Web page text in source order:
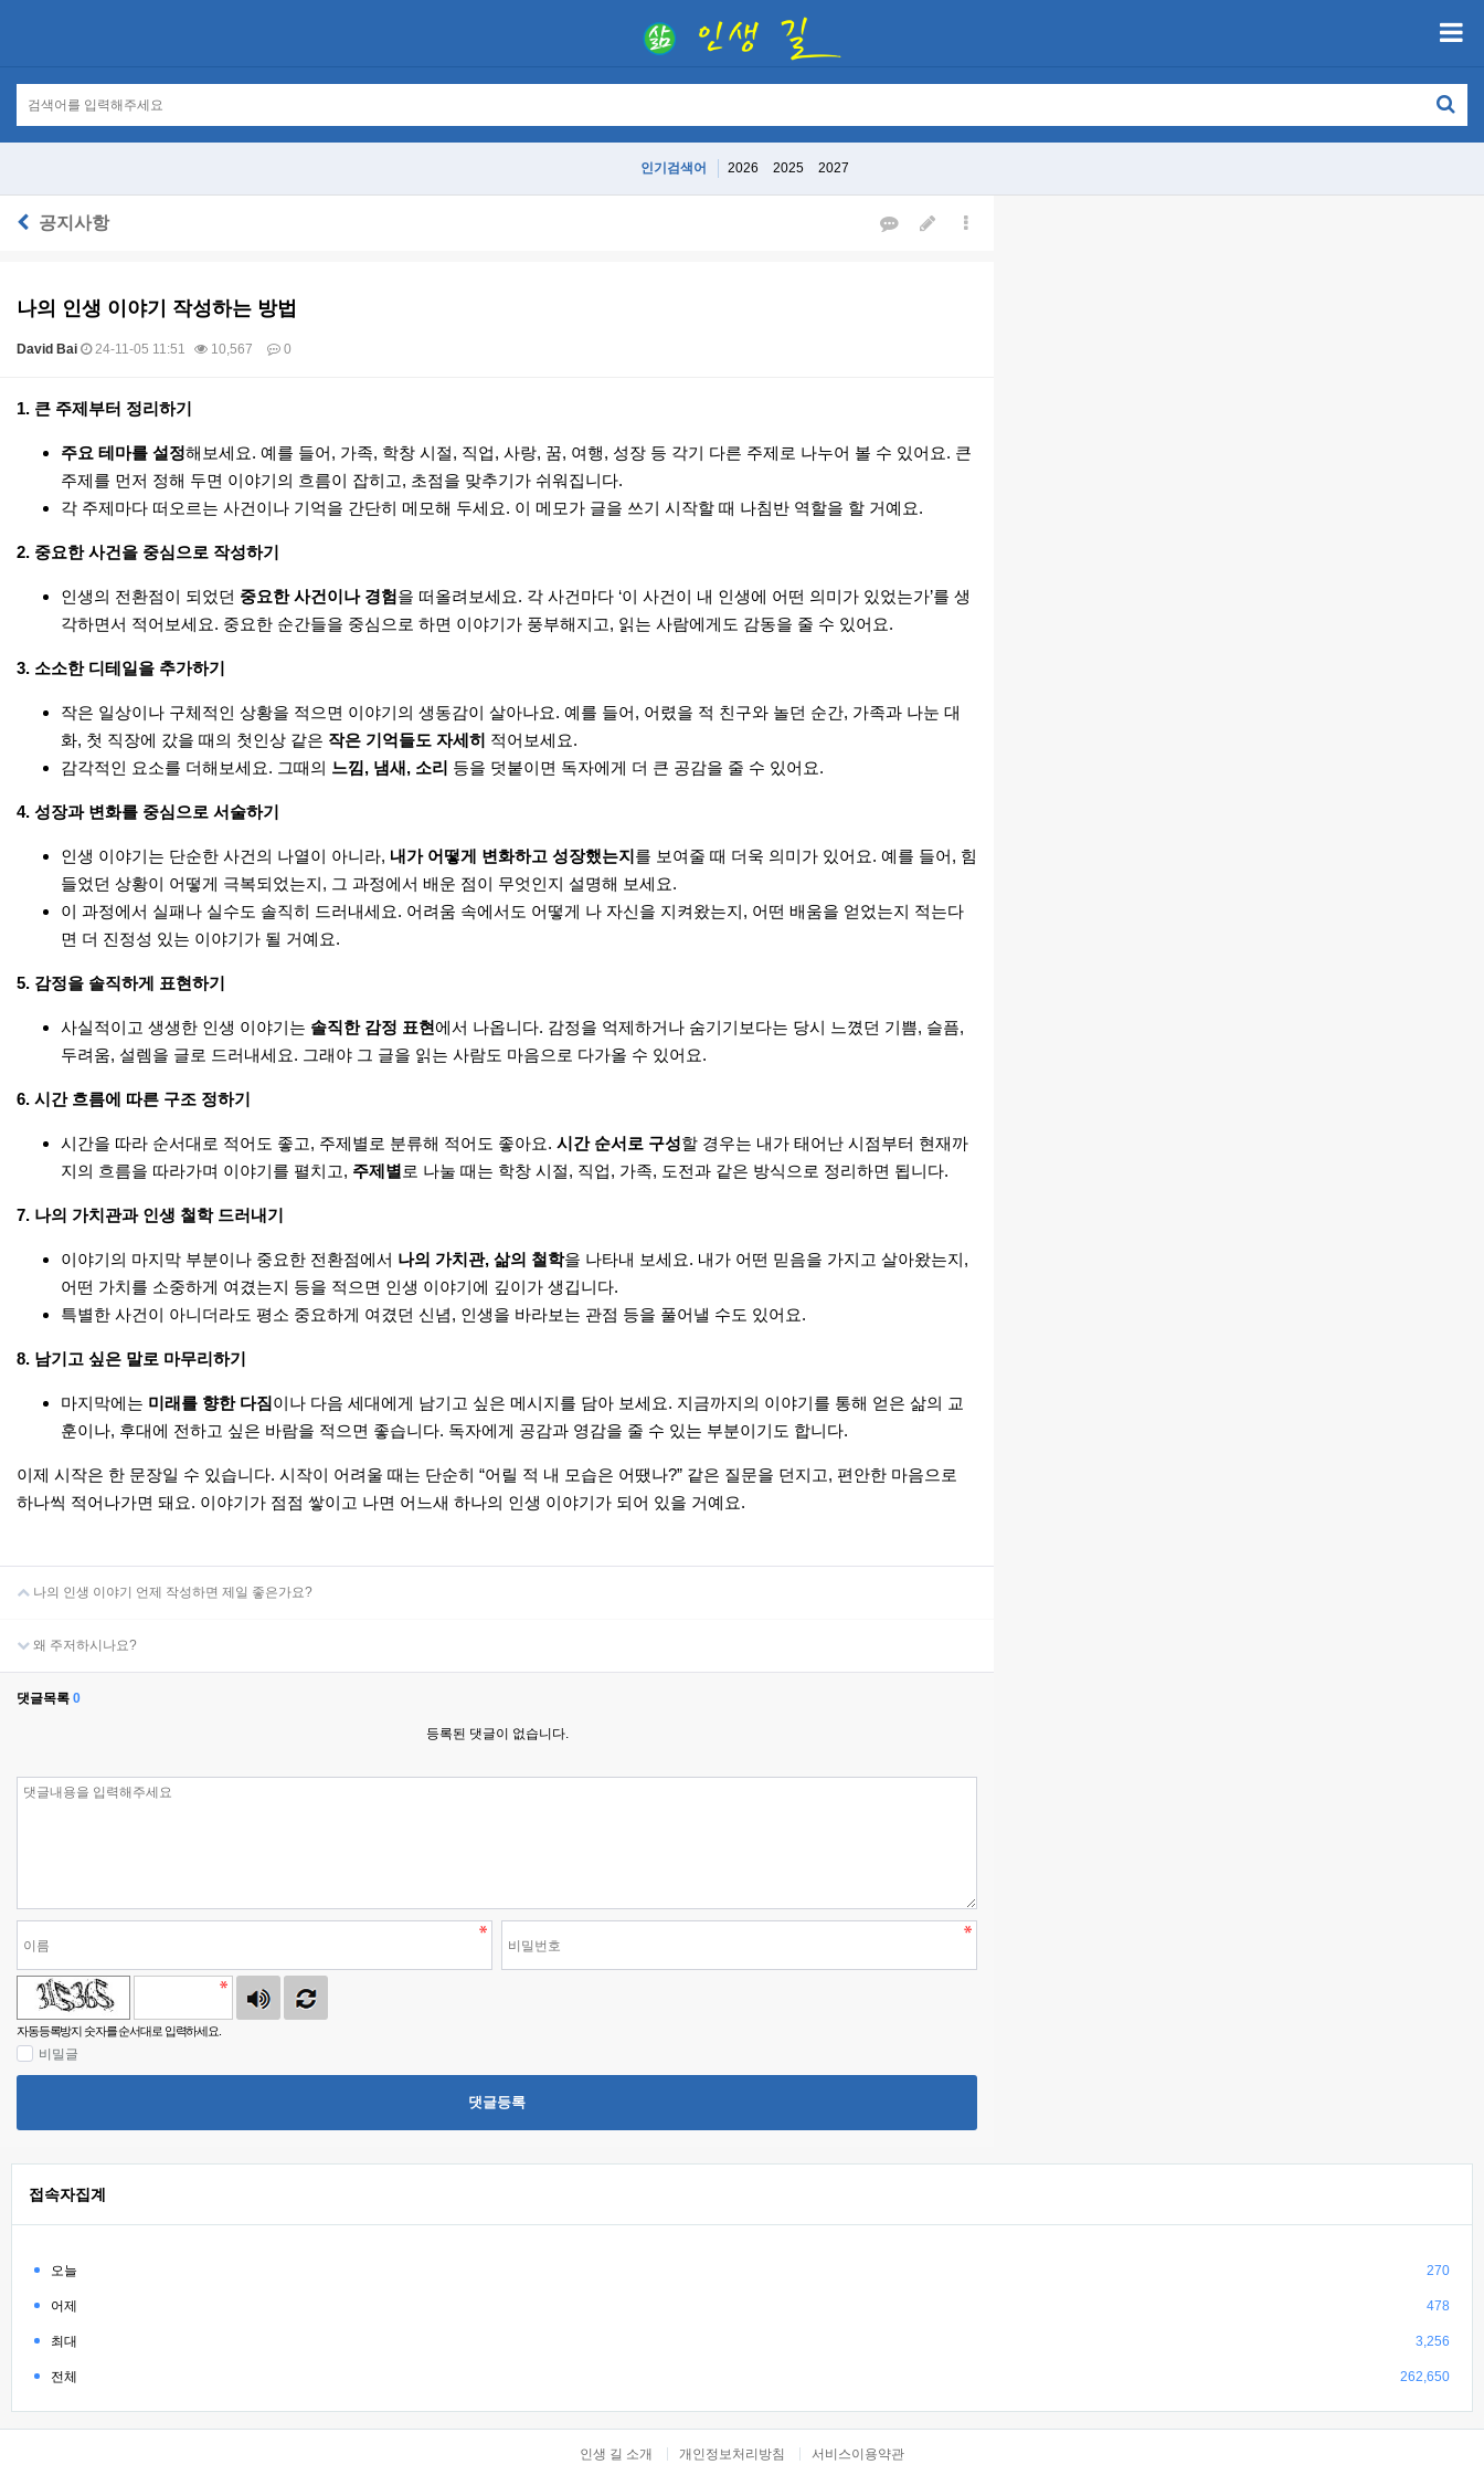
인기검색어 2026 2025 2027
공지사항
나의 인생 이야기 작성하는 방법
David Bai 24-11-05 11:51 10,567 0
본문
1. 큰 주제부터 정리하기
주요 테마를 설정해보세요. 예를 들어, 가족, 학창 시절, 직업, 사랑, 꿈, 여행, 성장 등 각기 다른 주제로 나누어 볼 수 있어요. 큰
주제를 먼저 정해 두면 이야기의 흐름이 잡히고, 초점을 맞추기가 쉬워집니다.
각 주제마다 떠오르는 사건이나 기억을 간단히 메모해 두세요. 이 메모가 글을 쓰기 시작할 때 나침반 역할을 할 거예요.
2. 중요한 사건을 중심으로 작성하기
인생의 전환점이 되었던 중요한 사건이나 경험을 떠올려보세요. 각 사건마다 ‘이 사건이 내 인생에 어떤 의미가 있었는가’를 생
각하면서 적어보세요. 중요한 순간들을 중심으로 하면 이야기가 풍부해지고, 읽는 사람에게도 감동을 줄 수 있어요.
3. 소소한 디테일을 추가하기
작은 일상이나 구체적인 상황을 적으면 이야기의 생동감이 살아나요. 예를 들어, 어렸을 적 친구와 놀던 순간, 가족과 나눈 대
화, 첫 직장에 갔을 때의 첫인상 같은 작은 기억들도 자세히 적어보세요.
감각적인 요소를 더해보세요. 그때의 느낌, 냄새, 소리 등을 덧붙이면 독자에게 더 큰 공감을 줄 수 있어요.
4. 성장과 변화를 중심으로 서술하기
인생 이야기는 단순한 사건의 나열이 아니라, 내가 어떻게 변화하고 성장했는지를 보여줄 때 더욱 의미가 있어요. 예를 들어, 힘
들었던 상황이 어떻게 극복되었는지, 그 과정에서 배운 점이 무엇인지 설명해 보세요.
이 과정에서 실패나 실수도 솔직히 드러내세요. 어려움 속에서도 어떻게 나 자신을 지켜왔는지, 어떤 배움을 얻었는지 적는다
면 더 진정성 있는 이야기가 될 거예요.
5. 감정을 솔직하게 표현하기
사실적이고 생생한 인생 이야기는 솔직한 감정 표현에서 나옵니다. 감정을 억제하거나 숨기기보다는 당시 느꼈던 기쁨, 슬픔,
두려움, 설렘을 글로 드러내세요. 그래야 그 글을 읽는 사람도 마음으로 다가올 수 있어요.
6. 시간 흐름에 따른 구조 정하기
시간을 따라 순서대로 적어도 좋고, 주제별로 분류해 적어도 좋아요. 시간 순서로 구성할 경우는 내가 태어난 시점부터 현재까
지의 흐름을 따라가며 이야기를 펼치고, 주제별 로 나눌 때는 학창 시절, 직업, 가족, 도전과 같은 방식으로 정리하면 됩니다.
7. 나의 가치관과 인생 철학 드러내기
이야기의 마지막 부분이나 중요한 전환점에서 나의 가치관, 삶의 철학을 나타내 보세요. 내가 어떤 믿음을 가지고 살아왔는지,
어떤 가치를 소중하게 여겼는지 등을 적으면 인생 이야기에 깊이가 생깁니다.
특별한 사건이 아니더라도 평소 중요하게 여겼던 신념, 인생을 바라보는 관점 등을 풀어낼 수도 있어요.
8. 남기고 싶은 말로 마무리하기
마지막에는 미래를 향한 다짐이나 다음 세대에게 남기고 싶은 메시지를 담아 보세요. 지금까지의 이야기를 통해 얻은 삶의 교
훈이나, 후대에 전하고 싶은 바람을 적으면 좋습니다. 독자에게 공감과 영감을 줄 수 있는 부분이기도 합니다.
이제 시작은 한 문장일 수 있습니다. 시작이 어려울 때는 단순히 “어릴 적 내 모습은 어땠나?” 같은 질문을 던지고, 편안한 마음으로
하나씩 적어나가면 돼요. 이야기가 점점 쌓이고 나면 어느새 하나의 인생 이야기가 되어 있을 거예요.
나의 인생 이야기 언제 작성하면 제일 좋은가요?
왜 주저하시나요?
댓글목록 0
등록된 댓글이 없습니다.
자동등록방지 숫자를 순서대로 입력하세요.
비밀글
댓글등록
접속자집계
오늘 270
어제 478
최대 3,256
전체 262,650
인생 길 소개 개인정보처리방침 서비스이용약관